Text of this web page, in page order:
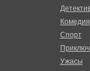
Комедия
Спорт
Ужасы